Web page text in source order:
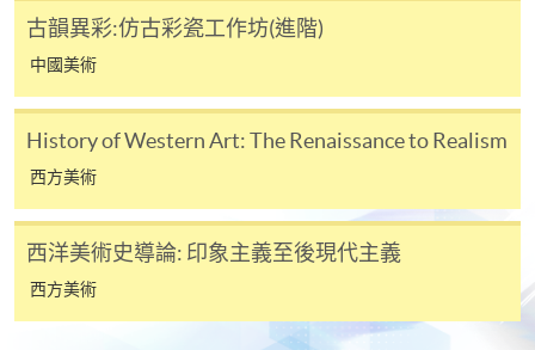
親身報名/郵遞
報讀新課程
凡以「先到先得」為取錄方式的課程，請填妥
SF26報名表，親往
報名中心 或以郵遞方式連同學
費以及所需證明文件呈交。
[下載報名表SF26]
古韻異彩:仿古彩瓷工作坊(進階)
中國美術
History of Western Art: The Renaissance to Realism
西方美術
西洋美術史導論: 印象主義至後現代主義
西方美術